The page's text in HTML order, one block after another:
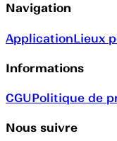
Navigation
ApplicationLieux
Informations
CGUPolitique de
Nous suivre